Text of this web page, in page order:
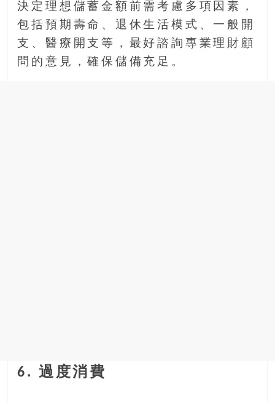
決定理想儲蓄金額前需考慮多項因素，
包括預期壽命、退休生活模式、一般開
支、醫療開支等，最好諮詢專業理財顧
問的意見，確保儲備充足。
6. 過度消費